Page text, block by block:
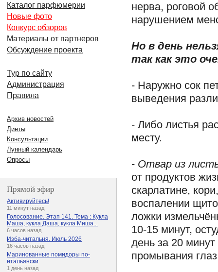
нерва, роговой
нарушением
Но в день
так как это
- Наружно сок
выведения
- Либо листья
месту.
- Отвар из
от продуктов
скарлатине,
воспалении
ложки
10-15 минут,
день за 20
промывания
Каталог парфюмерии
Новые фото
Конкурс обзоров
Материалы от партнеров
Обсуждение проекта
Тур по сайту
Администрация
Правила
Архив новостей
Диеты
Консультации
Лунный календарь
Опросы
Прямой эфир
Активируйтесь!
11 минут назад
Голосование. Этап 141. Тема : Кукла
Маша, кукла Даша, кукла Миша...
6 часов назад
Изба-читальня. Июль 2026
16 часов назад
Маринованные помидоры по-
итальянски
1 день назад